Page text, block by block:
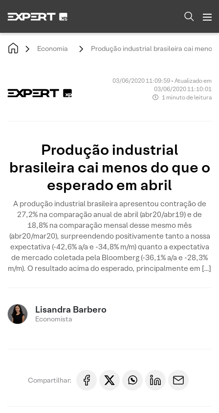
Economia Produção industrial brasileira cai menos
03/06/2020 11:09:59 • Atualizado em
03/06/2020 11:10:01
1 minuto de leitura
Produção industrial
brasileira cai menos do que o
esperado em abril
A produção industrial brasileira apresentou contração de
27,2% na comparação anual de abril (abr20/abr19) e de
18,8% na comparação mensal desse mesmo mês
(abr20/mar20), surpreendendo positivamente tanto a nossa
expectativa (-42,6% a/a e -34,8% m/m) quanto a expectativa
de mercado coletada pela Bloomberg (-36,1% a/a e -28,3%
m/m). O resultado acima do esperado, principalmente em […]
Lisandra Barbero
Economista
Compartilhar: